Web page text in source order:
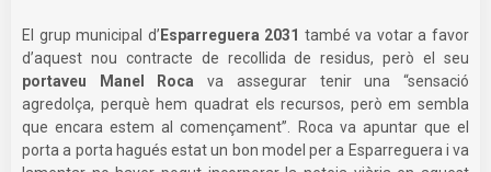
El grup municipal d’ Esparreguera 2031 també va votar a favor
d’aquest nou contracte de recollida de residus, però el seu
portaveu Manel Roca va assegurar tenir una “sensació
agredolça, perquè hem quadrat els recursos, però em sembla
que encara estem al començament”. Roca va apuntar que el
porta a porta hagués estat un bon model per a Esparreguera i va